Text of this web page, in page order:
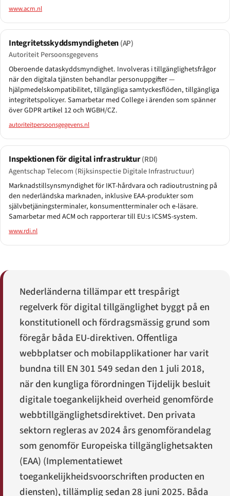
www.acm.nl
Integritetsskyddsmyndigheten(AP)
Autoriteit Persoonsgegevens
Oberoende dataskyddsmyndighet. Involveras i tillgänglighetsfrågor
när den digitala tjänsten behandlar personuppgifter —
hjälpmedelskompatibilitet, tillgängliga samtyckesflöden, tillgängliga
integritetspolicyer. Samarbetar med College i ärenden som spänner
över GDPR artikel 12 och WGBH/CZ.
autoriteitpersoonsgegevens.nl
Inspektionen för digital infrastruktur(RDI)
Agentschap Telecom (Rijksinspectie Digitale Infrastructuur)
Marknadstillsynsmyndighet för IKT-hårdvara och radioutrustning på
den nederländska marknaden, inklusive EAA-produkter som
självbetjäningsterminaler, konsumentterminaler och e-läsare.
Samarbetar med ACM och rapporterar till EU:s ICSMS-system.
www.rdi.nl
Nederländerna tillämpar ett trespårigt
regelverk för digital tillgänglighet byggt på en
konstitutionell och fördragsmässig grund som
föregår båda EU-direktiven. Offentliga
webbplatser och mobilapplikationer har varit
bundna till EN 301 549 sedan den 1 juli 2018,
när den kungliga förordningenTijdelijk besluit
digitale toegankelijkheid overheid genomförde
webbtillgänglighetsdirektivet. Den privata
sektorn regleras av 2024 års genomförandelag
som genomför Europeiska tillgänglighetsakten
(EAA) (Implementatiewet
toegankelijkheidsvoorschriften producten en
diensten), tillämplig sedan 28 juni 2025. Båda